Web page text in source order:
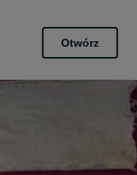
Otwórz